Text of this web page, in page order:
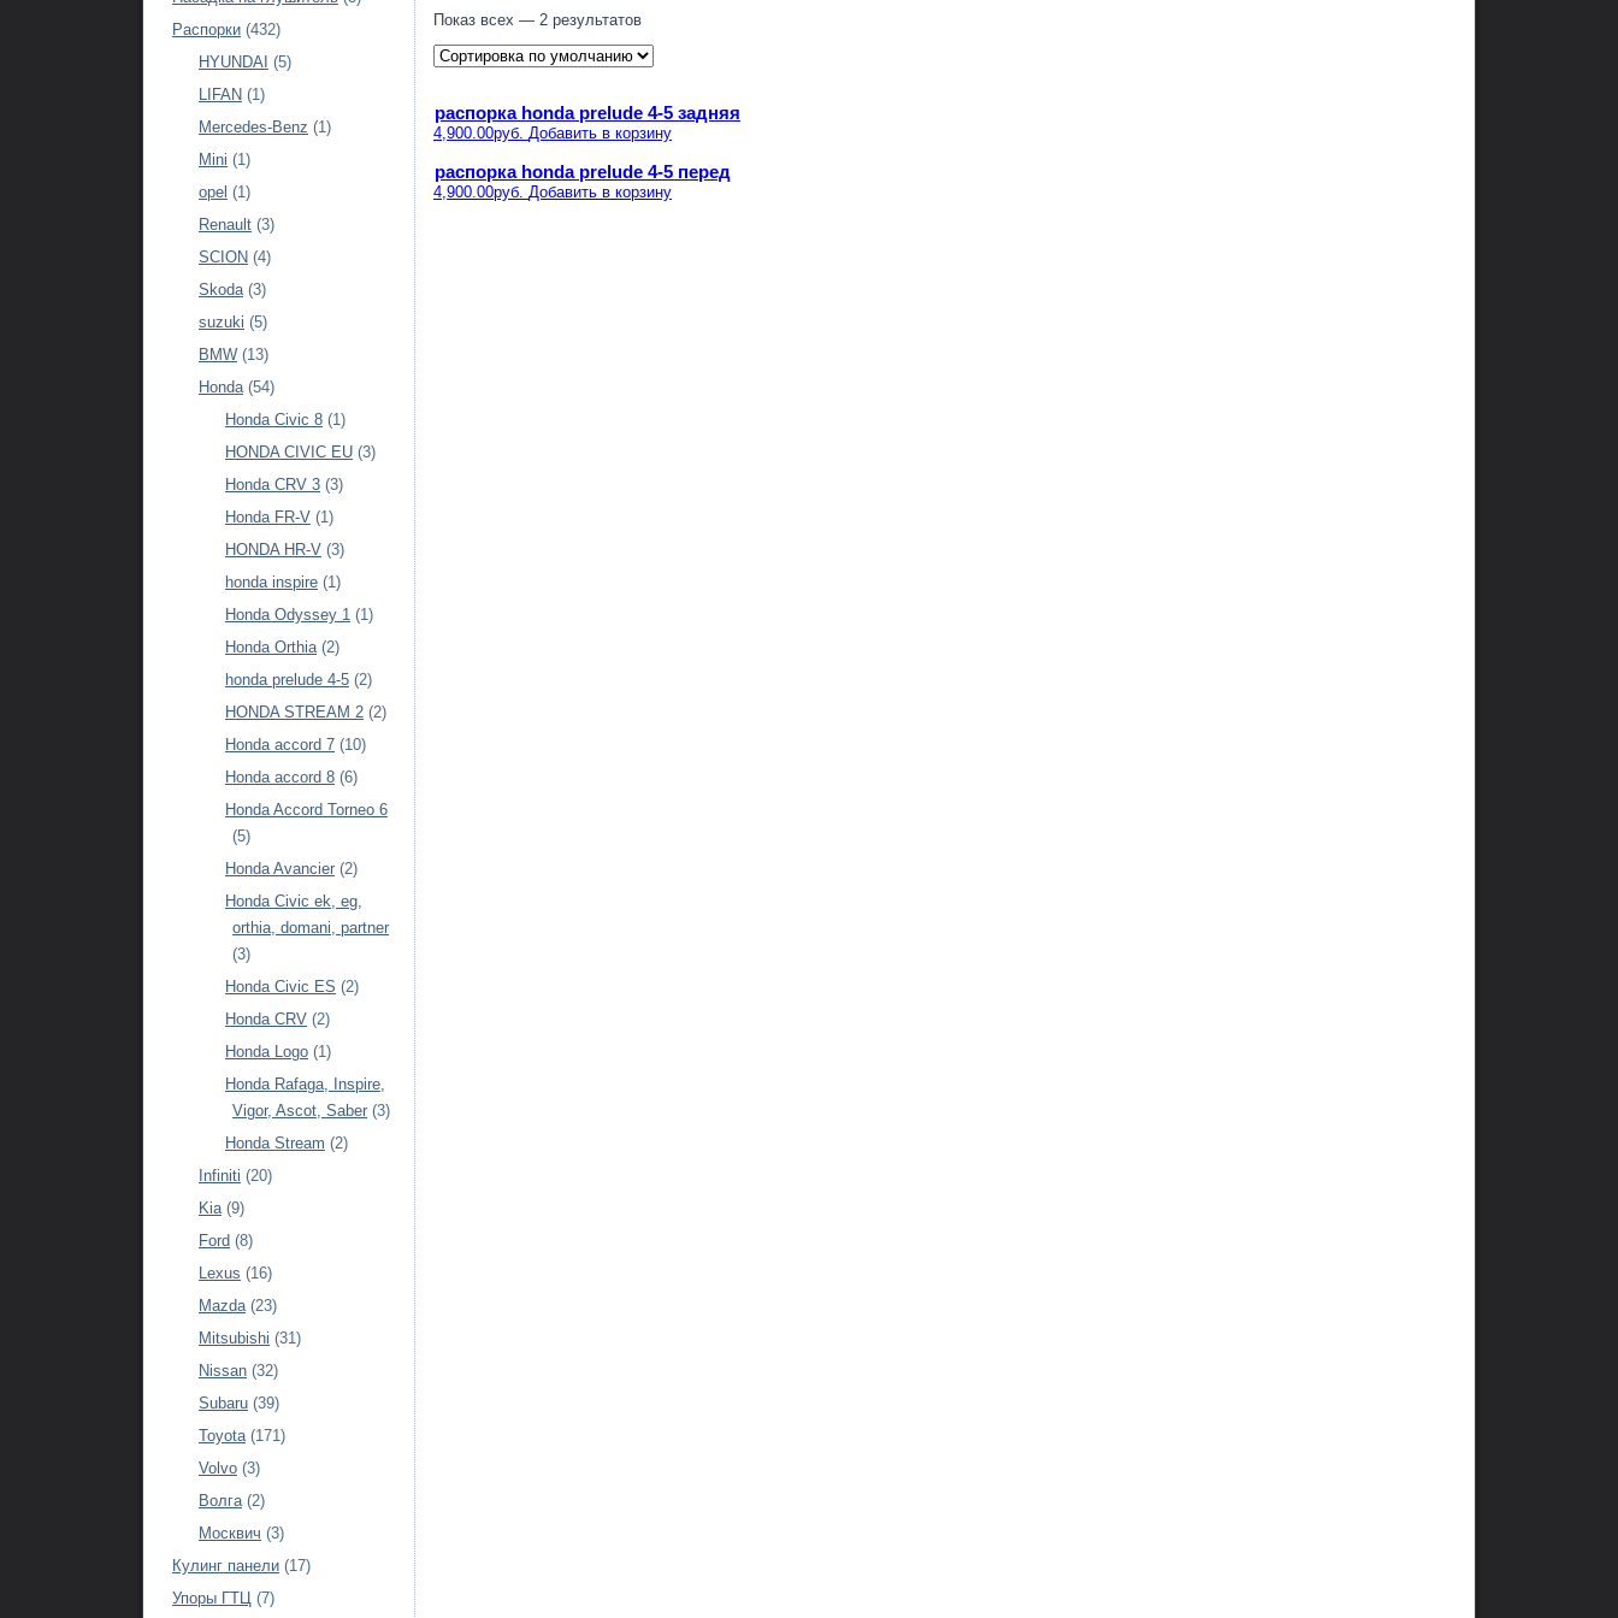
Распорки (432)
HYUNDAI (5)
LIFAN (1)
Mercedes-Benz (1)
Mini (1)
opel (1)
Renault (3)
SCION (4)
Skoda (3)
suzuki (5)
BMW (13)
Honda (54)
Honda Civic 8 (1)
HONDA CIVIC EU (3)
Honda CRV 3 (3)
Honda FR-V (1)
HONDA HR-V (3)
honda inspire (1)
Honda Odyssey 1 (1)
Honda Orthia (2)
honda prelude 4-5 (2)
HONDA STREAM 2 (2)
Honda accord 7 (10)
Honda accord 8 (6)
Honda Accord Torneo 6
(5)
Honda Avancier (2)
Honda Civic ek, eg,
orthia, domani, partner
(3)
Honda Civic ES (2)
Honda CRV (2)
Honda Logo (1)
Honda Rafaga, Inspire,
Vigor, Ascot, Saber (3)
Honda Stream (2)
Infiniti (20)
Kia (9)
Ford (8)
Lexus (16)
Mazda (23)
Mitsubishi (31)
Nissan (32)
Subaru (39)
Toyota (171)
Volvo (3)
Волга (2)
Москвич (3)
Кулинг панели (17)
Упоры ГТЦ (7)
Показ всех — 2 результатов
распорка honda prelude 4-5 задняя
4,900.00руб. Добавить в корзину
распорка honda prelude 4-5 перед
4,900.00руб. Добавить в корзину